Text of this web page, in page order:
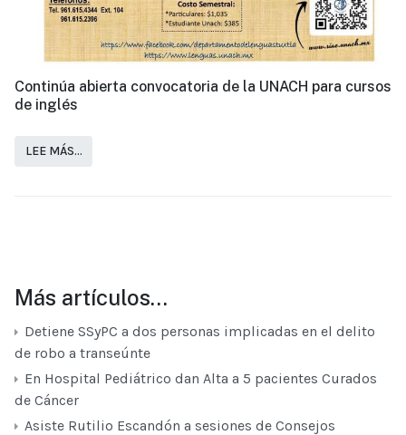
Continúa abierta convocatoria de la UNACH para cursos
de inglés
LEE MÁS…
Más artículos…
Detiene SSyPC a dos personas implicadas en el delito
de robo a transeúnte
En Hospital Pediátrico dan Alta a 5 pacientes Curados
de Cáncer
Asiste Rutilio Escandón a sesiones de Consejos